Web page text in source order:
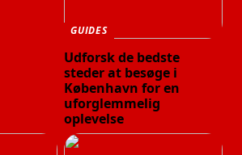
GUIDES
Udforsk de bedste
steder at besøge i
København for en
uforglemmelig
oplevelse